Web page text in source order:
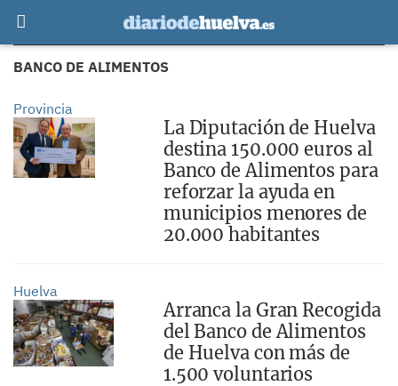
BANCO DE ALIMENTOS
Provincia
La Diputación de Huelva
destina 150.000 euros al
Banco de Alimentos para
reforzar la ayuda en
municipios menores de
20.000 habitantes
Huelva
Arranca la Gran Recogida
del Banco de Alimentos
de Huelva con más de
1.500 voluntarios